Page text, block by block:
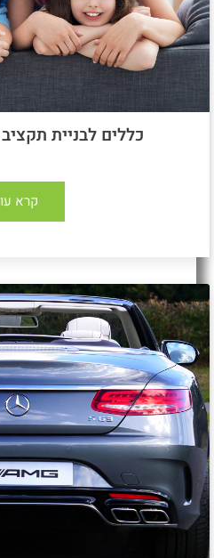
כללים לבניית
קרא